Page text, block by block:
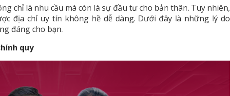
chỉ là nhu cầu mà còn là sự đầu tư cho bản thân. Tuy nhiên,
địa chỉ uy tín không hề dễ dàng. Dưới đây là những lý do
đáng cho bạn.
quy